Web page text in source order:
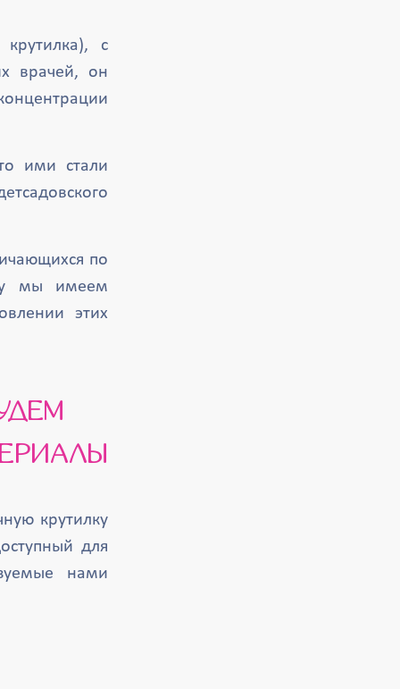
с
врачей, он
ими стали
по
мы имеем
этих
крутилку
для
нами